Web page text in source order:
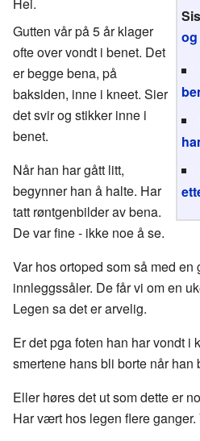
Gutten vår på 5 år klager
ofte over vondt i benet. Det
er begge bena, på
baksiden, inne i kneet. Sier
det svir og stikker inne i
benet.
Når han har gått litt,
begynner han å halte. Har
tatt røntgenbilder av bena.
De var fine - ikke noe å se.
Var hos ortoped som så med en
innleggssåler. De får vi om en
Legen sa det er arvelig.
Er det pga foten han har vondt i
smertene hans bli borte når han
Eller høres det ut som dette er
Har vært hos legen flere